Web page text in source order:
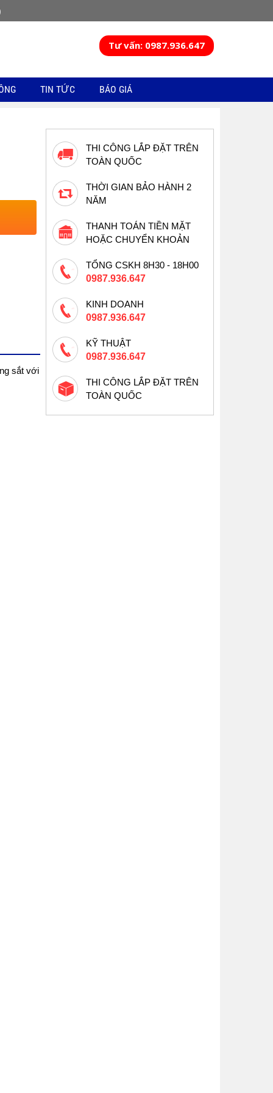
Tư vấn: 0987.936.647
TIN TỨC BÁO GIÁ
sắt với
THI CÔNG LẮP ĐẶT TRÊN
TOÀN QUỐC
THỜI GIAN BẢO HÀNH 2
NĂM
THANH TOÁN TIỀN MẶT
HOẶC CHUYỂN KHOẢN
TỔNG CSKH 8H30 - 18H00
0987.936.647
KINH DOANH
0987.936.647
KỸ THUẬT
0987.936.647
THI CÔNG LẮP ĐẶT TRÊN
TOÀN QUỐC